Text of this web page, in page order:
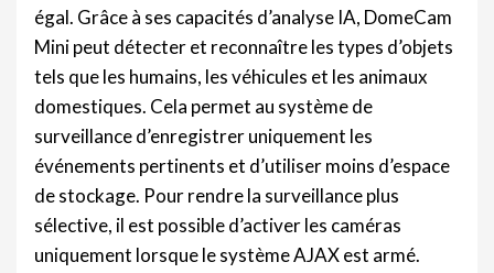
égal. Grâce à ses capacités d’analyse IA, DomeCam
Mini peut détecter et reconnaître les types d’objets
tels que les humains, les véhicules et les animaux
domestiques. Cela permet au système de
surveillance d’enregistrer uniquement les
événements pertinents et d’utiliser moins d’espace
de stockage. Pour rendre la surveillance plus
sélective, il est possible d’activer les caméras
uniquement lorsque le système AJAX est armé.